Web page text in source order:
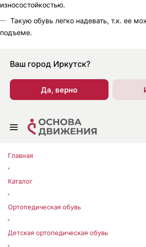
износостойкостью.
Такую обувь легко надевать, т.к. ее
подъеме.
Ваш город Иркутск?
Да, верно
Главная
Каталог
Ортопедическая обувь
Детская ортопедическая обувь